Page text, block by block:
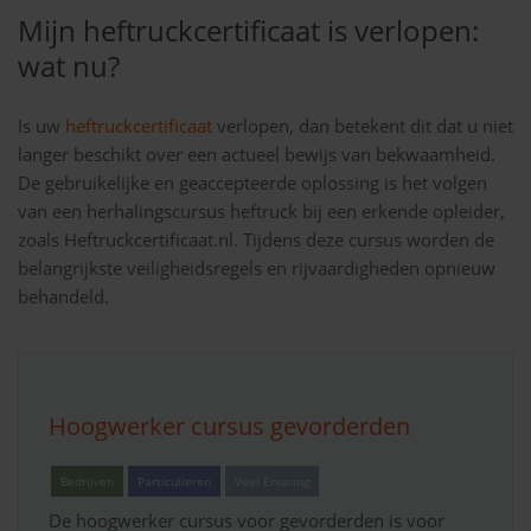
Mijn heftruckcertificaat is verlopen:
wat nu?
Is uw heftruckcertificaat verlopen, dan betekent dit dat u niet
langer beschikt over een actueel bewijs van bekwaamheid.
De gebruikelijke en geaccepteerde oplossing is het volgen
van een herhalingscursus heftruck bij een erkende opleider,
zoals Heftruckcertificaat.nl. Tijdens deze cursus worden de
belangrijkste veiligheidsregels en rijvaardigheden opnieuw
behandeld.
Hoogwerker cursus gevorderden
Bedrijven Particulieren
De hoogwerker cursus voor gevorderden is voor